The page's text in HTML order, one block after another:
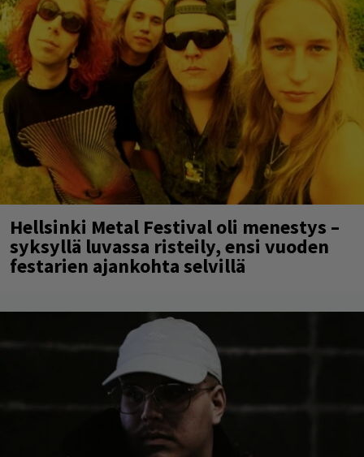
Hellsinki Metal Festival oli menestys –
syksyllä luvassa risteily, ensi vuoden
festarien ajankohta selvillä